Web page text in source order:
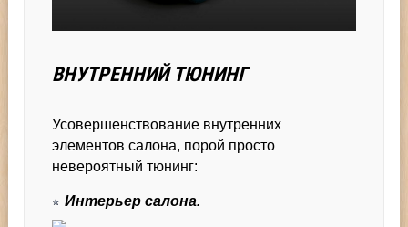
ВНУТРЕННИЙ ТЮНИНГ
Усовершенствование внутренних
элементов салона, порой просто
невероятный тюнинг:
Интерьер салона.